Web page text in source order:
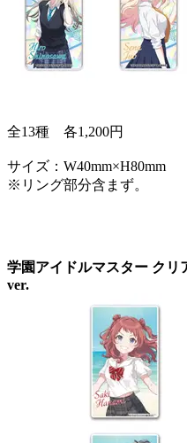
全13種 各1,200円
サイズ：W40mm×H80mm
※リング部分含まず。
学園アイドルマスター クリ
ver.